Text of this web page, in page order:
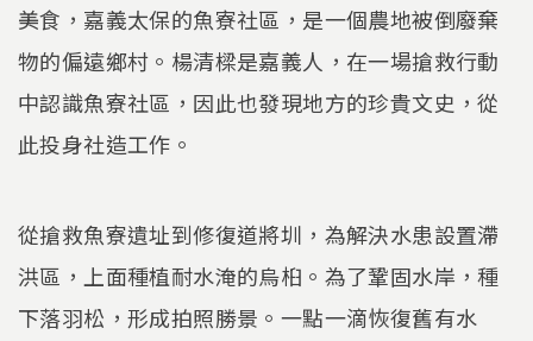
美食，嘉義太保的魚寮社區，是一個農地被倒廢棄
物的偏遠鄉村。楊清樑是嘉義人，在一場搶救行動
中認識魚寮社區，因此也發現地方的珍貴文史，從
此投身社造工作。
從搶救魚寮遺址到修復道將圳，為解決水患設置滯
洪區，上面種植耐水淹的烏桕。為了鞏固水岸，種
下落羽松，形成拍照勝景。一點一滴恢復舊有水